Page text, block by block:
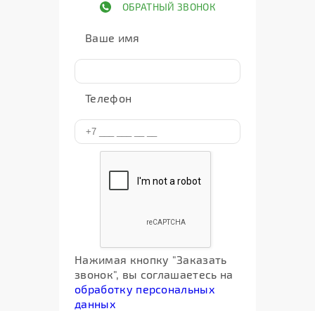
ОБРАТНЫЙ ЗВОНОК
Ваше имя
Телефон
Нажимая кнопку "Заказать
звонок", вы соглашаетесь на
обработку персональных
данных